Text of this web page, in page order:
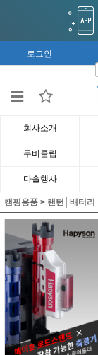
로그인
회사소개
무비클립
다솔행사
캠핑용품 > 랜턴│배터리